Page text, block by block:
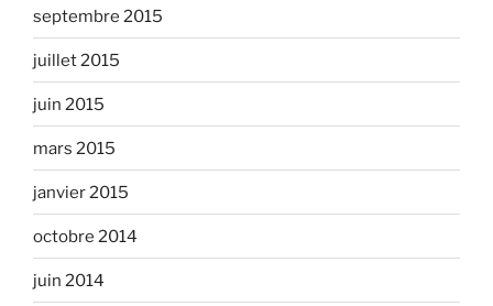
septembre 2015
juillet 2015
juin 2015
mars 2015
janvier 2015
octobre 2014
juin 2014